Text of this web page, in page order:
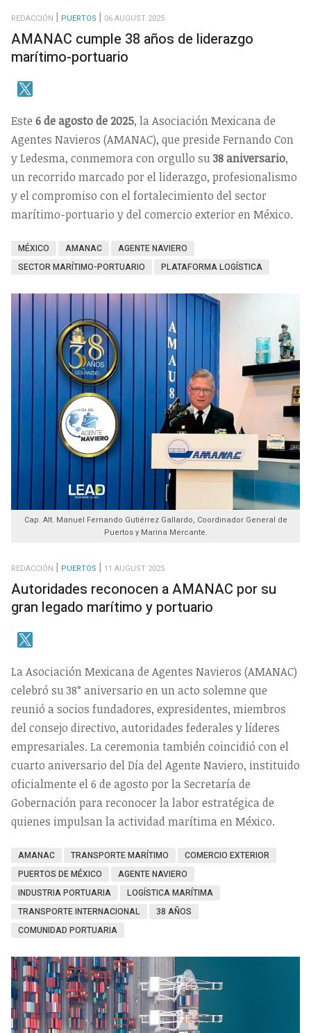
REDACCIÓN PUERTOS 06 AUGUST 2025
AMANAC cumple 38 años de liderazgo
marítimo-portuario
Este 6 de agosto de 2025, la Asociación Mexicana de
Agentes Navieros (AMANAC), que preside Fernando Con
y Ledesma, conmemora con orgullo su38 aniversario,
un recorrido marcado por el liderazgo, profesionalismo
y el compromiso con el fortalecimiento del sector
marítimo-portuario y del comercio exterior en México.
MÉXICO AMANAC
AGENTE NAVIERO
SECTOR MARÍTIMO-PORTUARIO
PLATAFORMA LOGÍSTICA
Cap. Alt. Manuel Fernando Gutiérrez Gallardo, Coordinador General de
Puertos y Marina Mercante.
REDACCIÓN PUERTOS 11 AUGUST 2025
Autoridades reconocen a AMANAC por su
gran legado marítimo y portuario
La Asociación Mexicana de Agentes Navieros (AMANAC)
celebró su 38° aniversario en un acto solemne que
reunió a socios fundadores, expresidentes, miembros
del consejo directivo, autoridades federales y líderes
empresariales. La ceremonia también coincidió con el
cuarto aniversario del Día del Agente Naviero, instituido
oficialmente el 6 de agosto por la Secretaría de
Gobernación para reconocer la labor estratégica de
quienes impulsan la actividad marítima en México.
AMANAC TRANSPORTE MARÍTIMO
COMERCIO EXTERIOR
PUERTOS DE MÉXICO
AGENTE NAVIERO
INDUSTRIA PORTUARIA
LOGÍSTICA MARÍTIMA
TRANSPORTE INTERNACIONAL
38 AÑOS
COMUNIDAD PORTUARIA